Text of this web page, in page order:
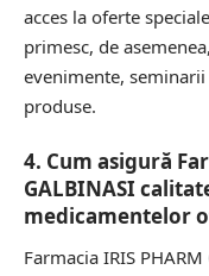
acces la oferte
primesc, de
evenimente,
produse.
4. Cum asigură
GALBINASI
medicamentelor
Farmacia IRIS